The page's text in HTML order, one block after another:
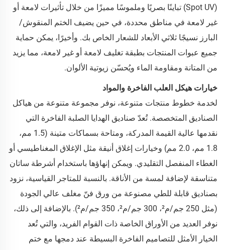
(Spot UV) تباينًا بصريًا وملموسًا مميزًا من خلال تأثيرات لامعة أو
غير لامعة في مناطق محددة، في حين يضيف الختم المنقوش/
البارز نسيجًا ثلاثي الأبعاد للشعار الخاص بك. وأخيرًا، يمكن حماية
جميع عبوات المنتجات بطبقة تغليف لامعة أو غير لامعة، مما يزيد
من المتانة ومقاومة الماء ويُحسّن زيوتية الألوان.
خيارات هيكل العلب الفاخرة والمواد
لخدمة خطوط منتجات متنوعة، نوفر مجموعة متنوعة من هياكل
الصناديق المتخصصة. تُعدّ صناديق الهدايا الصلبة الفاخرة التي
نقدمها عالية القيمة المدركة، ومتاحة بسماكات متينة (1.5 مم،
1.8 مم، 2.0 مم) وخيارات إغلاق أنيقة مثل الإغلاق المغناطيسي أو
الغطاء المنفصل التقليدي. ويمكن إنهاؤها باستخدام أشرطة ساتان
متناسقة لإضافة لمسة من الأناقة. بالنسبة للمتاجر القياسية، نزود
بصناديق قابلة للطي مصنوعة من ورق فنّ مغلف عالي الجودة
(مثل 250 جم/م²، 300 جم/م²، 350 جم/م²). بالإضافة إلى ذلك،
نوفر العديد من الأوراق الخاصة ذات القوام الفريد، والتي تُعد
الخيار الأمثل للتصاميم الفاخرة البسيطة عند دمجها مع ختم